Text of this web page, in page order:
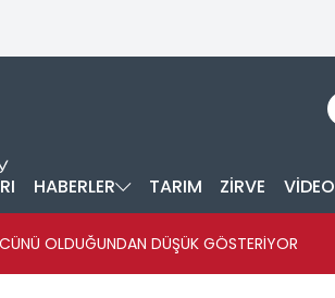
HABERLER TARIM ZİRVE VİDEO
OLDUĞUNDAN DÜŞÜK GÖSTERİYOR